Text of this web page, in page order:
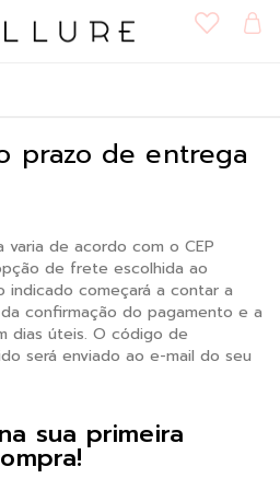
prazo de entrega
de acordo com o CEP
de frete escolhida ao
indicado começará a contar a
confirmação do pagamento e a
dias úteis. O código de
será enviado ao e-mail do seu
sua primeira